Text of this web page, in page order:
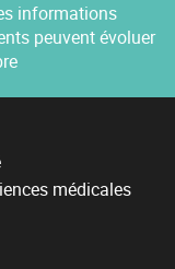
informations
peuvent évoluer
médicales